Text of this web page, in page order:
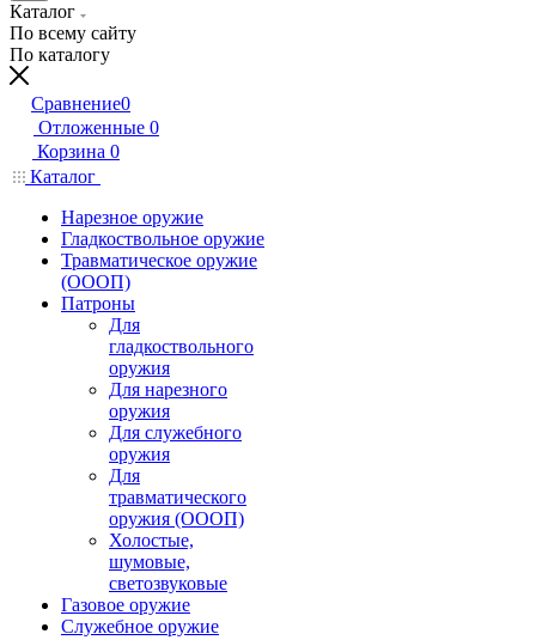
Каталог
По всему сайту
По каталогу
Сравнение0
Отложенные 0
Корзина 0
Каталог
Нарезное оружие
Гладкоствольное оружие
Травматическое оружие
(ОООП)
Патроны
Для
гладкоствольного
оружия
Для нарезного
оружия
Для служебного
оружия
Для
травматического
оружия (ОООП)
Холостые,
шумовые,
светозвуковые
Газовое оружие
Служебное оружие